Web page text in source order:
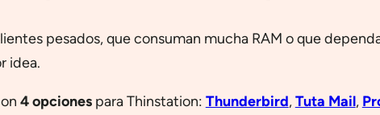
pesados, que consuman mucha RAM o que
idea.
4 opcionespara Thinstation: Thunderbird,Tuta Mail,